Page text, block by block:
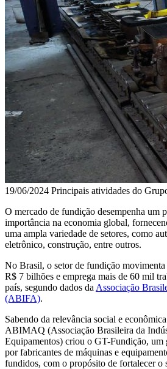
19/06/2024 Principais atividades do
O mercado de fundição desempenha um
importância na economia global,
uma ampla variedade de setores, como
eletrônico, construção, entre outros.
No Brasil, o setor de fundição
R$ 7 bilhões e emprega mais de 60 mil
país, segundo dados da Associação
(ABIFA).
Sabendo da relevância social e
ABIMAQ (Associação Brasileira da
Equipamentos) criou o GT-Fundição, um
por fabricantes de máquinas e
fundidos, com o propósito de fortalecer o